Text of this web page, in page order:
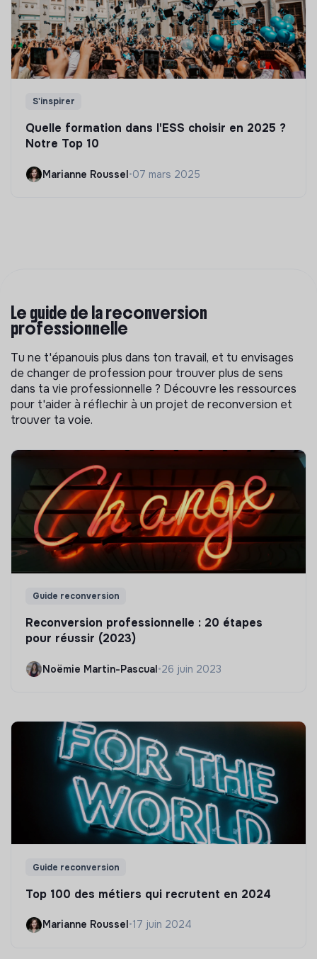
S'inspirer
Quelle formation dans l'ESS choisir en 2025 ?
Notre Top 10
Marianne Roussel•07 mars 2025
Le guide de la reconversion
professionnelle
Tu ne t'épanouis plus dans ton travail, et tu envisages
de changer de profession pour trouver plus de sens
dans ta vie professionnelle ? Découvre les ressources
pour t'aider à réflechir à un projet de reconversion et
trouver ta voie.
Guide reconversion
Reconversion professionnelle : 20 étapes
pour réussir (2023)
Noëmie Martin-Pascual•26 juin 2023
Guide reconversion
Top 100 des métiers qui recrutent en 2024
Marianne Roussel •17 juin 2024